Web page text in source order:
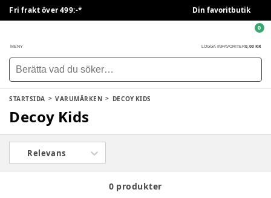
Fri frakt över 499:-* Din favoritbutik
MENY LOGGA IN FAVORITER0,00 KR
0
STARTSIDA VARUMÄRKEN DECOY KIDS
Decoy Kids
Relevans
0 produkter